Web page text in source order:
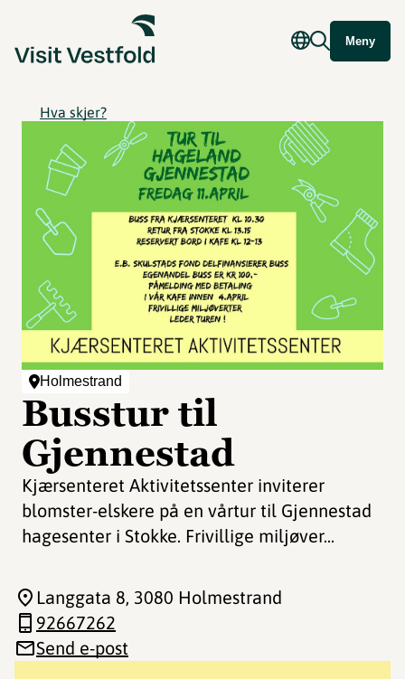
Meny
Hva skjer?
Holmestrand
Busstur til
Gjennestad
Kjærsenteret Aktivitetssenter inviterer
blomster-elskere på en vårtur til Gjennestad
hagesenter i Stokke. Frivillige miljøver...
Langgata 8, 3080 Holmestrand
92667262
Send e-post